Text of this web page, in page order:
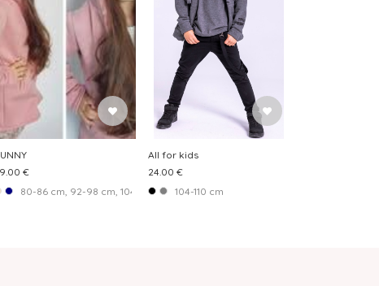
140-146 cm, 152-158 cm
€
80-86 cm, 92-98 cm, 104-110 cm, 116-122 cm, 128-134 cm
All for kids
24.00 €
104-110 cm